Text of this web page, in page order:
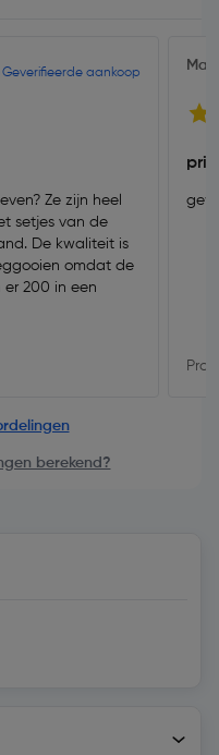
Geverifieerde aankoop
Ze zijn heel
setjes van de
De kwaliteit is
omdat de
er 200 in een
berekend?